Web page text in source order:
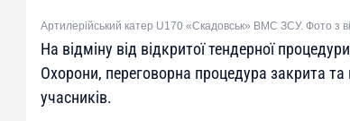
Артилерійський катер U170 «Скадовськ» ВМС ЗСУ. Фото з
На відміну від відкритої тендерної
Охорони, переговорна процедура закрита
учасників.